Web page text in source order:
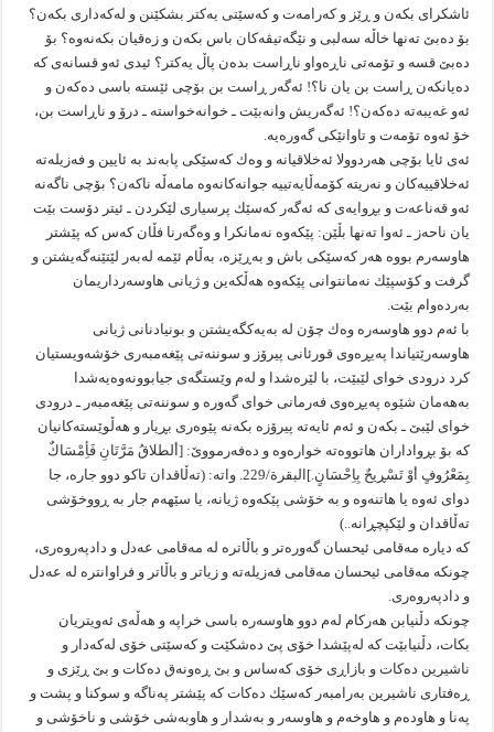
ئاشكراى بكه‌ن و ڕێز و كه‌رامه‌ت و كه‌سێتى یه‌كتر بشكێنن و له‌كه‌دارى بكه‌ن؟
بۆ ده‌بێ ته‌نها خاڵه‌ سه‌لبى و نێگه‌تیڤه‌كان باس بكه‌ن و زه‌قیان بكه‌نه‌وه‌؟ بۆ
ده‌بێ قسه‌ و تۆمه‌تى ناڕه‌واو ناڕاست بده‌ن پاڵ یه‌كتر؟ ئیدى ئه‌و قسانه‌ى كه‌
ده‌یانكه‌ن ڕاست بن یان نا؟! ئه‌گه‌ر ڕاست بن بۆچى ئێسته‌ باسى ده‌كه‌ن و
ئه‌و غه‌یبه‌ته‌ ده‌كه‌ن؟! ئه‌گه‌ریش وانه‌بێت ـ خوانه‌خواسته‌ ـ درۆ و ناڕاست بن،
خۆ ئه‌وه‌ تۆمه‌ت و تاوانێكى گه‌وره‌یه‌.
ئه‌ى ئایا بۆچى هه‌ردوولا ئه‌خلاقیانه‌ و وه‌ك كه‌سێكى پابه‌ند به‌ ئایین و فه‌زیله‌ته‌
ئه‌خلاقییه‌كان و نه‌ریته‌ كۆمه‌ڵایه‌تییه‌ جوانه‌كانه‌وه‌ مامه‌ڵه‌ ناكه‌ن؟ بۆچى ناگه‌نه‌
ئه‌و قه‌ناعه‌ت و بڕوایه‌ى كه‌ ئه‌گه‌ر كه‌سێك پرسیارى لێكردن ـ ئیتر دۆست بێت
یان ناحه‌ز ـ ئه‌وا ته‌نها بڵێن: پێكه‌وه‌ نه‌مانكرا و وه‌گه‌رنا فڵان كه‌س كه‌ پێشتر
هاوسه‌رم بووه‌ هه‌ر كه‌سێكى باش و به‌ڕێزه‌، به‌ڵام ئێمه‌ له‌به‌ر لێتێنه‌گه‌یشتن و
گرفت و كۆسپێك نه‌مانتوانى پێكه‌وه‌ هه‌ڵكه‌ین و ژیانى هاوسه‌رداریمان
به‌رده‌وام بێت.
با ئه‌م دوو هاوسه‌ره‌ وه‌ك چۆن له‌ به‌یه‌كگه‌یشتن و بونیادنانى ژیانى
هاوسه‌رێتیاندا په‌یڕه‌وى قورئانى پیرۆز و سوننه‌تى پێغه‌مبه‌رى خۆشه‌ویستیان
كرد درودى خواى لێبێت، با لێره‌شدا و له‌م وێستگه‌ى جیابوونه‌وه‌یه‌شدا
به‌هه‌مان شێوه‌ په‌یڕه‌وى فه‌رمانى خواى گه‌وره‌ و سوننه‌تى پێغه‌مبه‌ر ـ درودى
خواى لێبێ ـ بكه‌ن و ئه‌م ئایه‌ته‌ پیرۆزه‌ بكه‌نه‌ پێوه‌رى بڕیار و هه‌ڵوێسته‌كانیان
كه‌ بۆ بڕواداران هاتووه‌ته‌ خواره‌وه‌ و ده‌فه‌رمووێ: [ألطلاقُ مَرَّتَانِ فَأِمْسَاكٌ
بِمَعْرُوفٍ أوْ تَسْڕیحٌ بِاِحْسَانٍ.]البقرة/229. واته‌: (ته‌ڵاقدان تاكو دوو جاره‌، جا
دواى ئه‌وه‌ یا هاتنه‌وه‌ و به‌ خۆشى پێكه‌وه‌ ژیانه‌، یا سێهه‌م جار به‌ ڕووخۆشى
ته‌ڵاقدان و لێكپچڕانه‌..)
كه‌ دیاره‌ مه‌قامى ئیحسان گه‌وره‌تر و باڵاتره‌ له‌ مه‌قامى عه‌دل و دادپه‌روه‌رى،
چونكه‌ مه‌قامى ئیحسان مه‌قامى فه‌زیله‌ته‌ و زیاتر و باڵاتر و فراوانتره‌ له‌ عه‌دل
و دادپه‌روه‌رى.
چونكه‌ دڵنیابن هه‌ركام له‌م دوو هاوسه‌ره‌ باسى خراپه‌ و هه‌ڵه‌ى ئه‌ویتریان
بكات، دڵنیابێت كه‌ له‌پێشدا خۆى پێ ده‌شكێت و كه‌سێتى خۆى له‌كه‌دار و
ناشیرین ده‌كات و بازاڕى خۆى كه‌ساس و بێ ڕه‌ونه‌ق ده‌كات و بێ ڕێزى و
ڕه‌فتارى ناشیرین به‌رامبه‌ر كه‌سێك ده‌كات كه‌ پێشتر په‌ناگه‌ و سوكنا و پشت و
په‌نا و هاوده‌م و هاوخه‌م و هاوسه‌ر و به‌شدار و هاوبه‌شى خۆشى و ناخۆشى و